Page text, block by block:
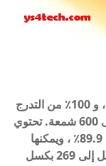
تغطي الشاشة 96٪ من التدرج اللوني NTSC ، و 100٪ من التدرج
اللوني DCI-P3 ، ويمكن أن يصل سطوعها إلى 600 شمعة. تحتوي
الشاشة أيضًا على نسبة شاشة إلى هيكل تبلغ 89.9٪ ، ويمكنها
إخراج 16.7 مليون لون ، وبكثافة بكسلات تصل إلى 269 بكسل